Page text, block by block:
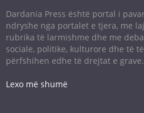
Dardania Press është portal i
ndryshe nga portalet e tjera, me
rubrika të larmishme dhe me
sociale, politike, kulturore dhe të
përfshihen edhe të drejtat e grave.
Lexo më shumë